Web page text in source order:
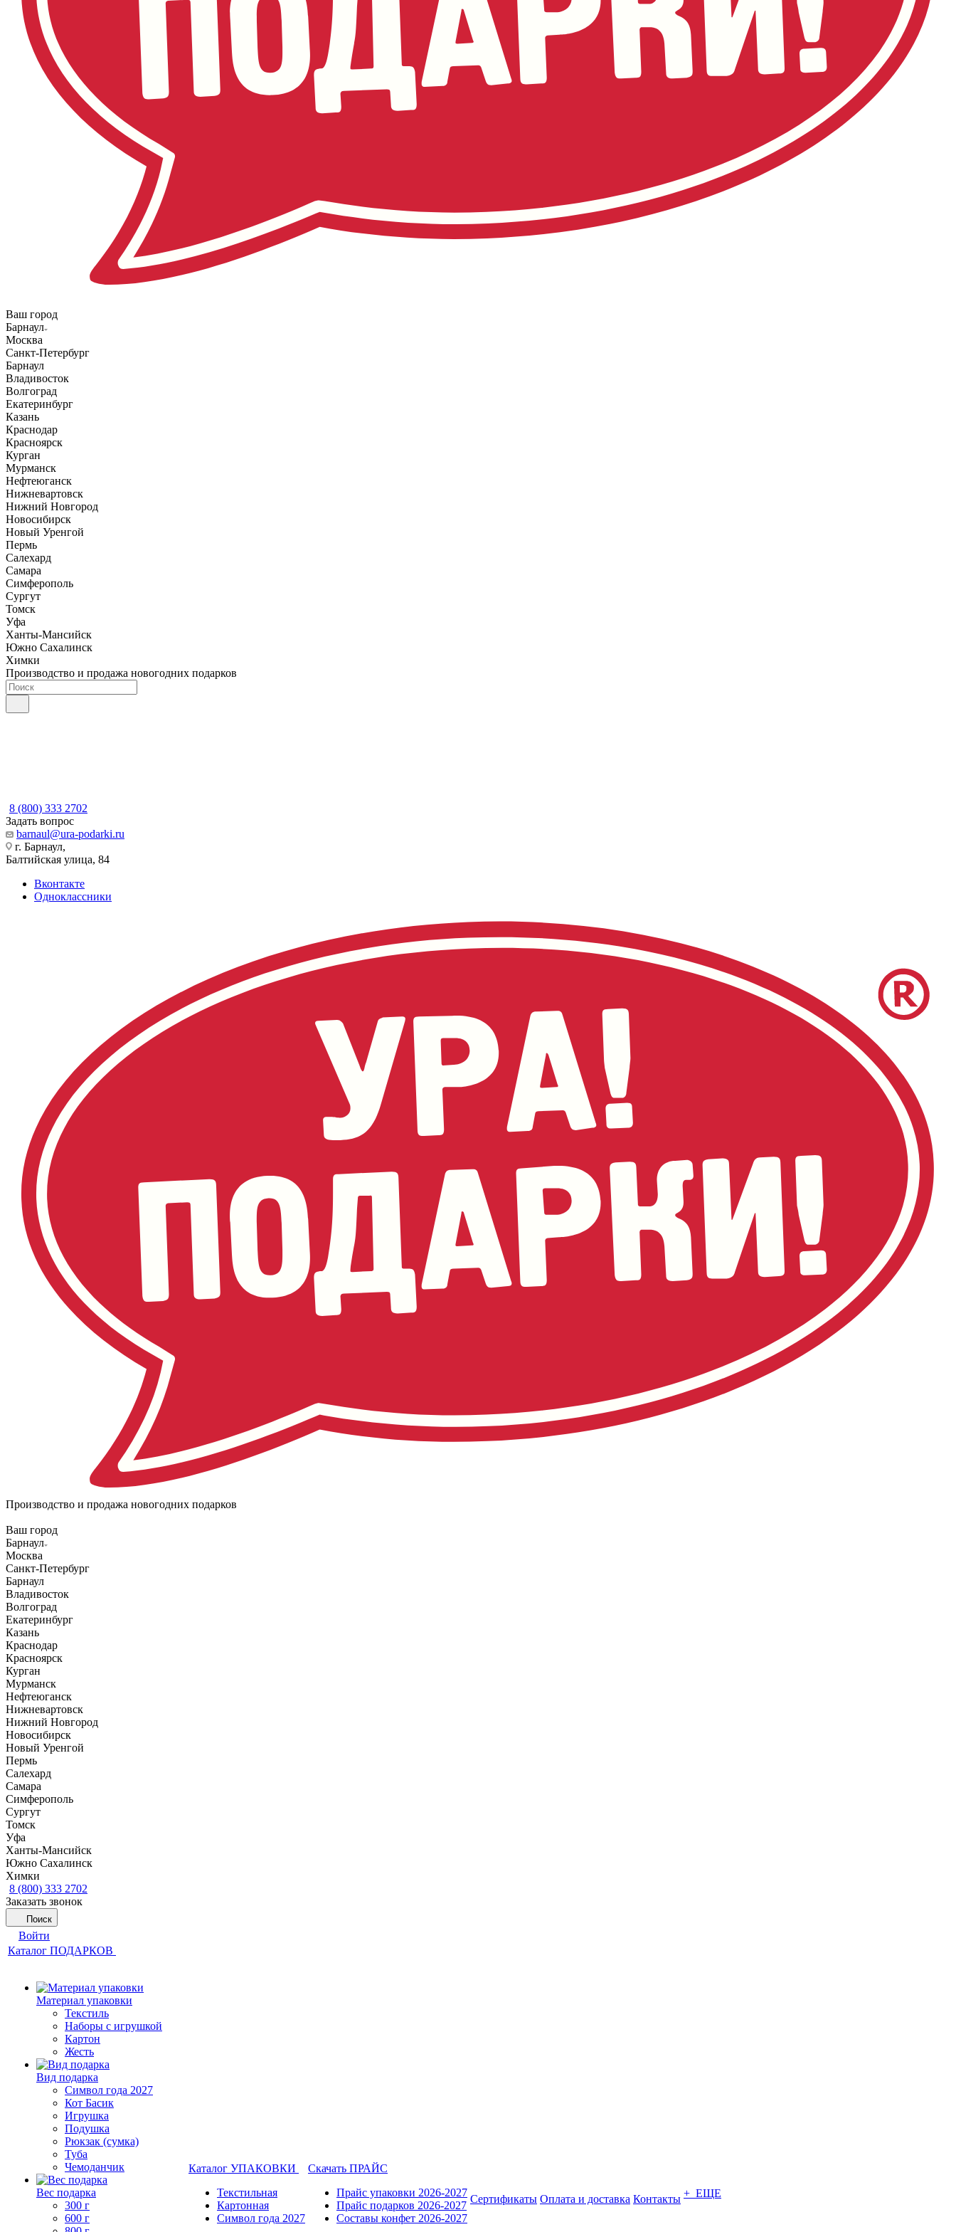
Ваш город
Барнаул
Москва
Санкт-Петербург
Барнаул
Владивосток
Волгоград
Екатеринбург
Казань
Краснодар
Красноярск
Курган
Мурманск
Нефтеюганск
Нижневартовск
Нижний Новгород
Новосибирск
Новый Уренгой
Пермь
Салехард
Самара
Симферополь
Сургут
Томск
Уфа
Ханты-Мансийск
Южно Сахалинск
Химки
Производство и продажа новогодних подарков
8 (800) 333 2702
Задать вопрос
barnaul@ura-podarki.ru
г. Барнаул,
Балтийская улица, 84
Вконтакте
Одноклассники
Производство и продажа новогодних подарков
Ваш город
Барнаул
Москва
Санкт-Петербург
Барнаул
Владивосток
Волгоград
Екатеринбург
Казань
Краснодар
Красноярск
Курган
Мурманск
Нефтеюганск
Нижневартовск
Нижний Новгород
Новосибирск
Новый Уренгой
Пермь
Салехард
Самара
Симферополь
Сургут
Томск
Уфа
Ханты-Мансийск
Южно Сахалинск
Химки
8 (800) 333 2702
Заказать звонок
Поиск
Войти
Каталог ПОДАРКОВ
Материал упаковки
Текстиль
Наборы с игрушкой
Картон
Жесть
Вид подарка
Символ года 2027
Кот Басик
Игрушка
Подушка
Рюкзак (сумка)
Туба
Чемоданчик
Вес подарка
300 г
600 г
Каталог УПАКОВКИ
Текстильная
Картонная
Символ года 2027
Скачать ПРАЙС
Прайс упаковки 2026-2027
Прайс подарков 2026-2027
Составы конфет 2026-2027
Сертификаты Оплата и доставка Контакты + ЕЩЕ